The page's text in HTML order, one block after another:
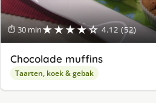
⏱ 30 min★★★★☆ 4.12 (52)
Chocolade muffins
Taarten, koek & gebak